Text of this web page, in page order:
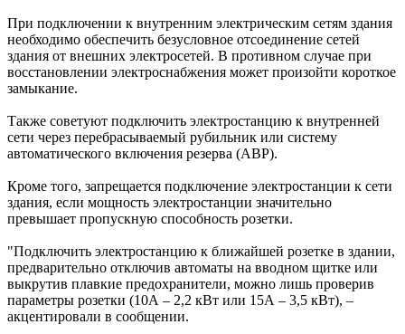
При подключении к внутренним электрическим сетям здания
необходимо обеспечить безусловное отсоединение сетей
здания от внешних электросетей. В противном случае при
восстановлении электроснабжения может произойти короткое
замыкание.
Также советуют подключить электростанцию ​​к внутренней
сети через перебрасываемый рубильник или систему
автоматического включения резерва (АВР).
Кроме того, запрещается подключение электростанции к сети
здания, если мощность электростанции значительно
превышает пропускную способность розетки.
"Подключить электростанцию ​​к ближайшей розетке в здании,
предварительно отключив автоматы на вводном щитке или
выкрутив плавкие предохранители, можно лишь проверив
параметры розетки (10А – 2,2 кВт или 15А – 3,5 кВт), –
акцентировали в сообщении.